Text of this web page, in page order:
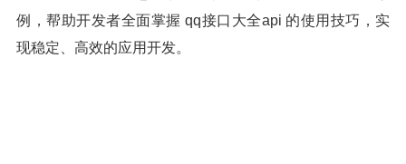
例，帮助开发者全面掌握 qq接口大全api 的使用技巧，实
现稳定、高效的应用开发。